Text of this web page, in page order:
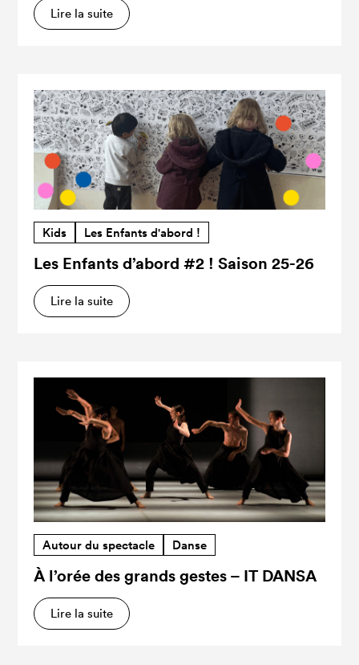
Lire la suite
Kids Les Enfants d'abord !
Les Enfants d’abord #2 ! Saison 25-26
Lire la suite
Autour du spectacle Danse
À l’orée des grands gestes – IT DANSA
Lire la suite